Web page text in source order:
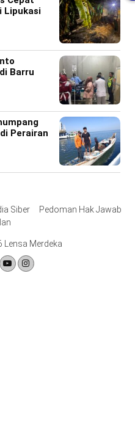
Lipukasi
Barru
Perairan
Siber
Pedoman Hak Jawab
Merdeka